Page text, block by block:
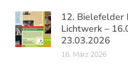
12. Bielefelder
Lichtwerk –
23.03.2026
16. März 2026